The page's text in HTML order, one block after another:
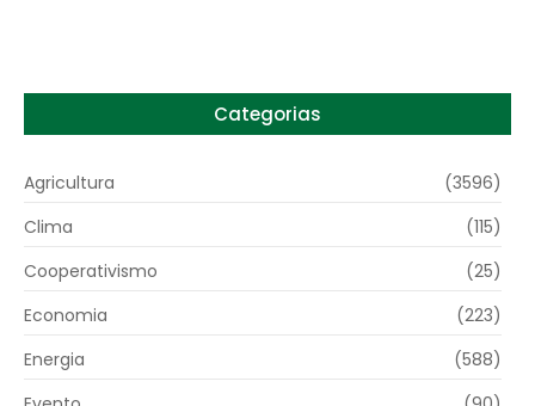
Categorias
Agricultura
(3596)
Clima
(115)
Cooperativismo
(25)
Economia
(223)
Energia
(588)